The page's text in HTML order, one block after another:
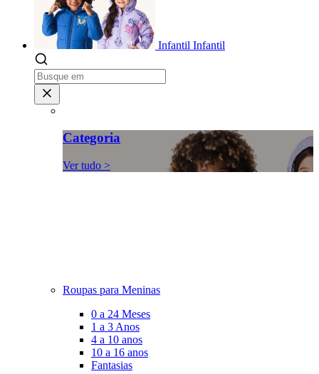
Infantil Infantil
Categoria
Ver tudo >
Roupas para Meninas
0 a 24 Meses
1 a 3 Anos
4 a 10 anos
10 a 16 anos
Fantasias